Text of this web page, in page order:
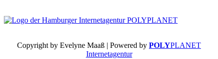
Copyright by Evelyne Maaß | Powered by POLYPLANET
Internetagentur